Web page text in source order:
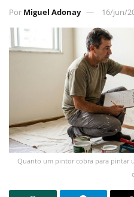
Por Miguel Adonay 16/jun/
Quanto um pintor cobra para pintar